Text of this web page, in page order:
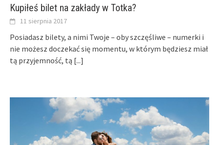
Kupiłeś bilet na zakłady w Totka?
11 sierpnia 2017
Posiadasz bilety, a nimi Twoje – oby szczęśliwe – numerki i
nie możesz doczekać się momentu, w którym będziesz miał
tą przyjemność, tą [...]